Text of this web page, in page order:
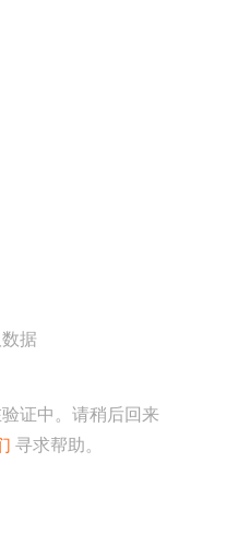
据
证中。请稍后回来
寻求帮助。